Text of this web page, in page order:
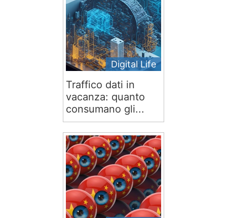
Digital Life
Traffico dati in
vacanza: quanto
consumano gli...